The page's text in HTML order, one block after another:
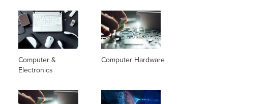
Computer &
Electronics
Computer Hardware